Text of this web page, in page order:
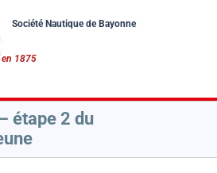
étape 2 du